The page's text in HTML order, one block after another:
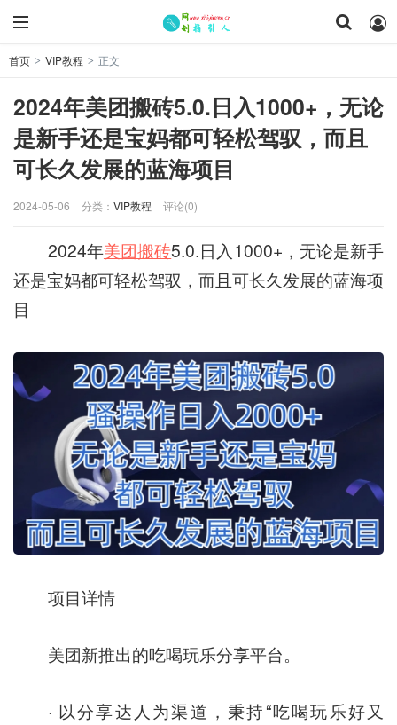
首页 > VIP教程 > 正文
2024年美团搬砖5.0.日入1000+，无论
是新手还是宝妈都可轻松驾驭，而且
可长久发展的蓝海项目
2024-05-06 分类： VIP教程 评论(0)
2024年美团搬砖5.0.日入1000+，无论是新手
还是宝妈都可轻松驾驭，而且可长久发展的蓝海项
目
项目详情
美团新推出的吃喝玩乐分享平台。
· 以分享达人为渠道，秉持“吃喝玩乐好又